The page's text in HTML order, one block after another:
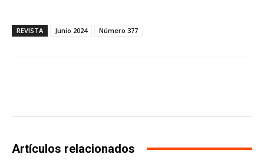
REVISTA Junio 2024 Número 377
Artículos relacionados